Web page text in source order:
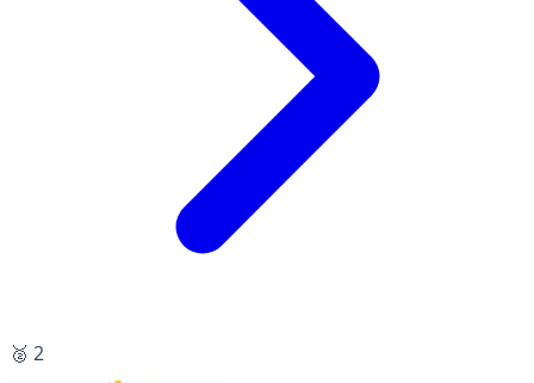
🥈 2